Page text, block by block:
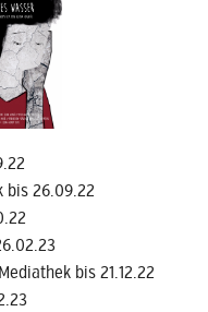
bis 26.09.22
bis 21.12.22